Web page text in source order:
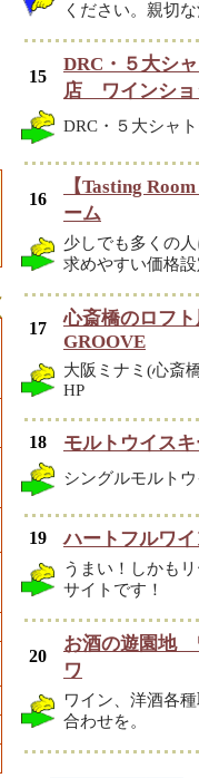
ください。親切
15
DRC・５大シ
店 ワインシ
DRC・５大シャ
16
【Tasting
ーム
少しでも多くの
求めやすい価格設
17
心斎橋のロフ
GROOVE
大阪ミナミ(心斎
HP
18 モルトウイス
シングルモルト
19 ハートフルワ
うまい！しかも
サイトです！
20
お酒の遊園地
ワ
ワイン、洋酒各
合わせを。